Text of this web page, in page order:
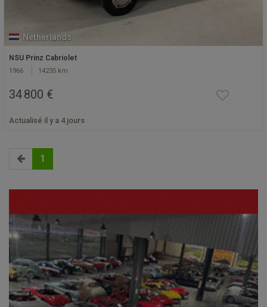
Netherlands
NSU Prinz Cabriolet
1966 14235 km
34 800 €
Actualisé il y a 4 jours
1